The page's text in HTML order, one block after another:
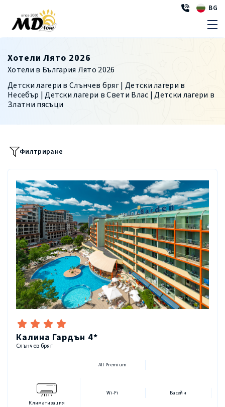
BG
Хотели Лято 2026
Хотели в България Лято 2026
Детски лагери в Слънчев бряг | Детски лагери в
Несебър | Детски лагери в Свети Влас | Детски лагери в
Златни пясъци
Филтриране
Калина Гардън 4*
Слънчев бряг
All Premium
Климатизация
Wi-Fi Басейн